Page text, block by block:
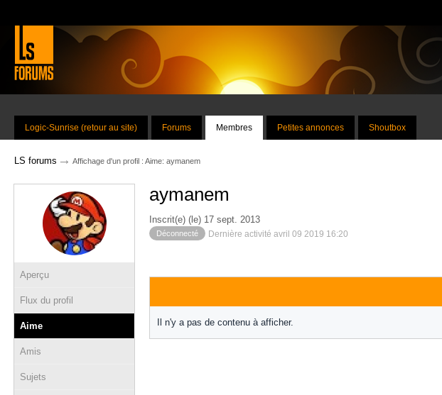
Logic-Sunrise (retour au site) Forums Membres Petites annonces Shoutbox
LS forums → Affichage d'un profil : Aime: aymanem
Aperçu
Flux du profil
Aime
Amis
Sujets
aymanem
Inscrit(e) (le) 17 sept. 2013
Déconnecté Dernière activité avril 09 2019 16:20
Il n'y a pas de contenu à afficher.